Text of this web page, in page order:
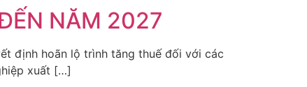
NĂM 2027
định hoãn lộ trình tăng thuế đối với các
xuất […]